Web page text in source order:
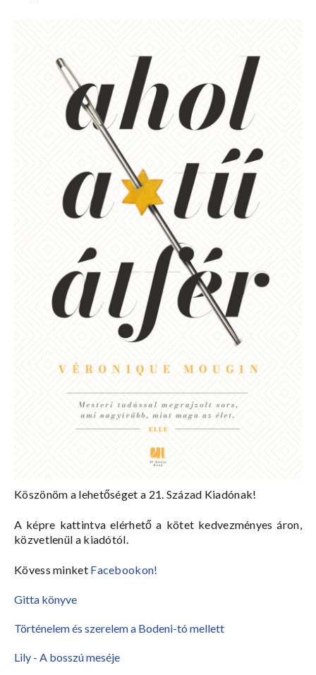
Köszönöm a lehetőséget a 21. Század Kiadónak!
A képre kattintva elérhető a kötet kedvezményes áron,
közvetlenül a kiadótól.
Kövess minket Facebookon!
Gitta könyve
Történelem és szerelem a Bodeni-tó mellett
Lily - A bosszú meséje